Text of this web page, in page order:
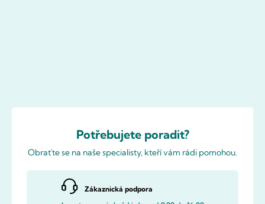
Potřebujete poradit?
Obraťte se na naše specialisty, kteří vám rádi pomohou.
Zákaznická podpora